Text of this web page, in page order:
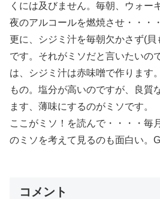
くには及びません。毎朝、ウォー
夜のアルコールを燃焼させ・・・・
更に、シジミ汁を毎朝欠かさず(貝
です。それがミソだと言いたいの
は、シジミ汁は赤味噌で作ります
もの。塩分が高いのですが、良質
ます、薄味にするのがミソです。
ここがミソ！を読んで・・・・毎
のミソを考えて見るのも面白い。
コメント